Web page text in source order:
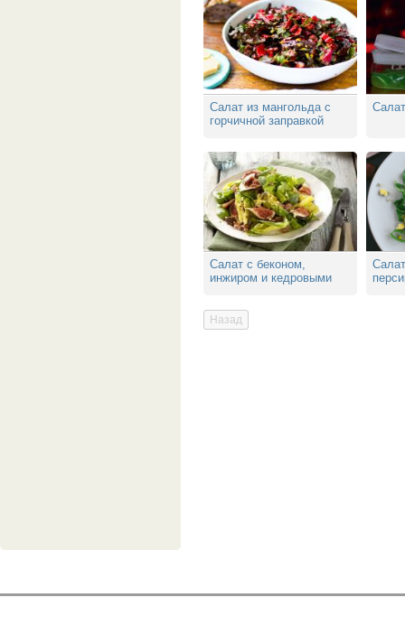
Салат из мангольда с
горчичной заправкой
Салат с беконом,
инжиром и кедровыми
Назад